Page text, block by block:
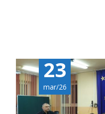
23
mar/26